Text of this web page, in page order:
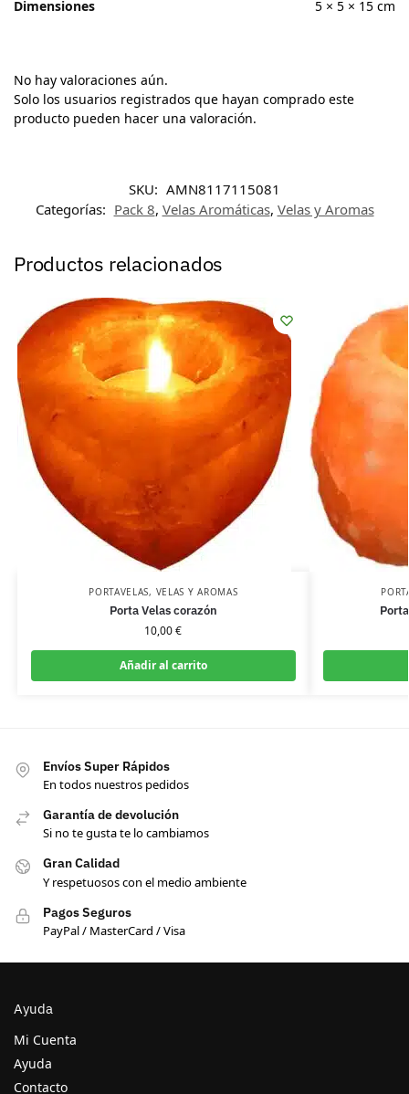
Dimensiones 5 × 5 × 15 cm
No hay valoraciones aún.
Solo los usuarios registrados que hayan comprado este
producto pueden hacer una valoración.
SKU: AMN8117115081
Categorías: Pack 8, Velas Aromáticas, Velas y Aromas
Productos relacionados
PORTAVELAS, VELAS Y AROMAS
Porta Velas corazón
10,00€
Añadir al carrito
Envíos Super Rápidos
En todos nuestros pedidos
Garantía de devolución
Si no te gusta te lo cambiamos
Gran Calidad
Y respetuosos con el medio ambiente
Pagos Seguros
PayPal / MasterCard / Visa
Ayuda
Mi Cuenta
Ayuda
Contacto